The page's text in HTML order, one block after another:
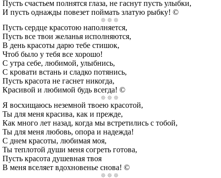
Пусть счастьем полнятся глаза, не гаснут пусть улыбки,
И пусть однажды повезет поймать златую рыбку! ©
Пусть сердце красотою наполняется,
Пусть все твои желанья исполняются,
В день красоты дарю тебе стишок,
Чтоб было у тебя все хорошо!
С утра себе, любимой, улыбнись,
С кровати встань и сладко потянись,
Пусть красота не гаснет никогда,
Красивой и любимой будь всегда! ©
Я восхищаюсь неземной твоею красотой,
Ты для меня красива, как и прежде,
Как много лет назад, когда мы встретились с тобой,
Ты для меня любовь, опора и надежда!
С днем красоты, любимая моя,
Ты теплотой души меня согреть готова,
Пусть красота душевная твоя
В меня вселяет вдохновенье снова! ©